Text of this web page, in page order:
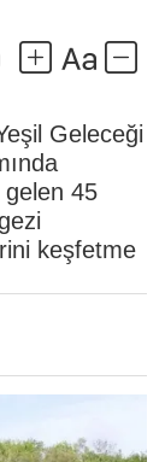
Geleceği
gelen 45
keşfetme